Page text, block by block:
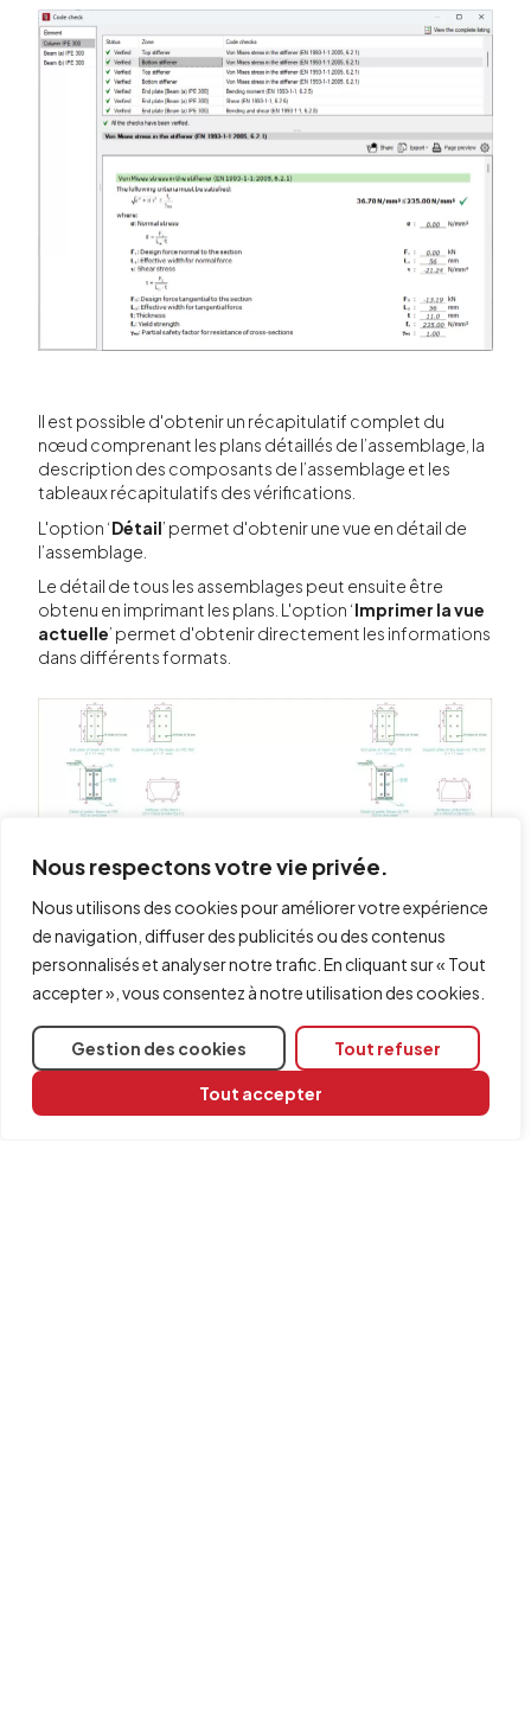
Nous respectons votre vie privée.
Nous utilisons des cookies pour améliorer votre expérience
de navigation, diffuser des publicités ou des contenus
personnalisés et analyser notre trafic. En cliquant sur « Tout
accepter », vous consentez à notre utilisation des cookies.
Gestion des cookies Tout refuser
Tout accepter
Il est possible d'obtenir un récapitulatif complet du
nœud comprenant les plans détaillés de l’assemblage, la
description des composants de l’assemblage et les
tableaux récapitulatifs des vérifications.
L'option ‘Détail’ permet d'obtenir une vue en détail de
l’assemblage.
Le détail de tous les assemblages peut ensuite être
obtenu en imprimant les plans. L'option ‘Imprimer la vue
actuelle’ permet d'obtenir directement les informations
dans différents formats.